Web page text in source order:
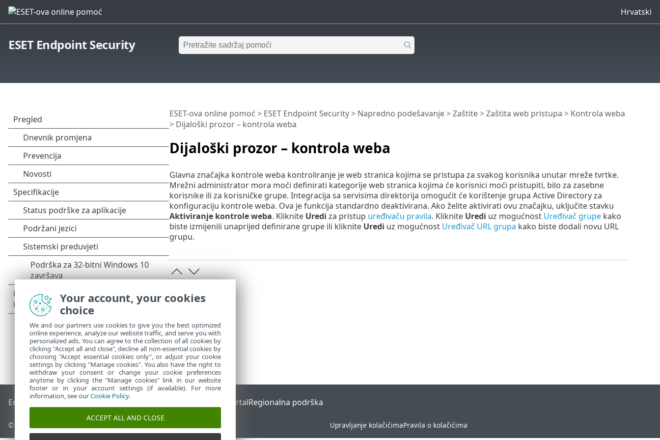
Hrvatski
ESET Endpoint Security
Dijaloški prozor – kontrola weba
ESET-ova online pomoć > ESET Endpoint Security> Napredno podešavanje>Zaštite>Zaštita web pristupa > Kontrola weba
> Dijaloški prozor – kontrola weba
Glavna značajka kontrole weba kontroliranje je web stranica kojima se pristupa za svakog korisnika unutar mreže tvrtke.
Mrežni administrator mora moći definirati kategorije web stranica kojima će korisnici moći pristupiti, bilo za zasebne
korisnike ili za korisničke grupe. Integracija sa servisima direktorija omogućit će korištenje grupa Active Directory za
konfiguraciju kontrole weba. Ova je funkcija standardno deaktivirana. Ako želite aktivirati ovu značajku, uključite stavku
Aktiviranje kontrole weba. Kliknite Uredi za pristup uređivaču pravila. Kliknite Uredi uz mogućnost Uređivač grupekako
biste izmijenili unaprijed definirane grupe ili kliknite Uredi uz mogućnost Uređivač URL grupa kako biste dodali novu URL
grupu.
End of Life ESET-ova baza znanjaESET-ov forum ESET Status PortalRegionalna podrška
© 1992 - 2026 ESET, spol. s r.o. – Sva prava pridržana. Upravljanje kolačićimaPravila o kolačićima
Your account, your cookies
choice
We and our partners use cookies to give you the best optimized
online experience, analyze our website traffic, and serve you with
personalized ads. You can agree to the collection of all cookies by
clicking "Accept all and close", decline all non-essential cookies by
choosing "Accept essential cookies only", or adjust your cookie
settings by clicking "Manage cookies". You also have the right to
withdraw your consent or change your cookie preferences
anytime by clicking the "Manage cookies" link in our website
footer or in your account settings (if available). For more
information, see ourCookie Policy.
ACCEPT ALL AND CLOSE